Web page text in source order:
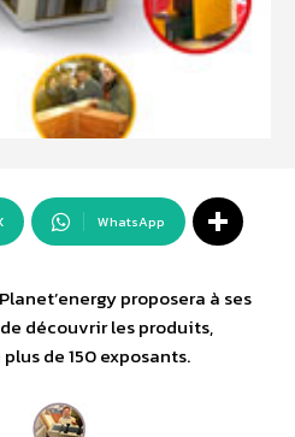
WhatsApp
proposera à ses
découvrir les produits,
de 150 exposants.